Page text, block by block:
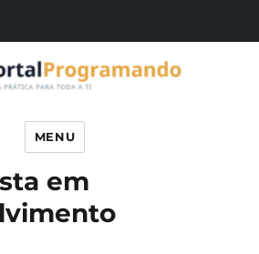
MENU
em